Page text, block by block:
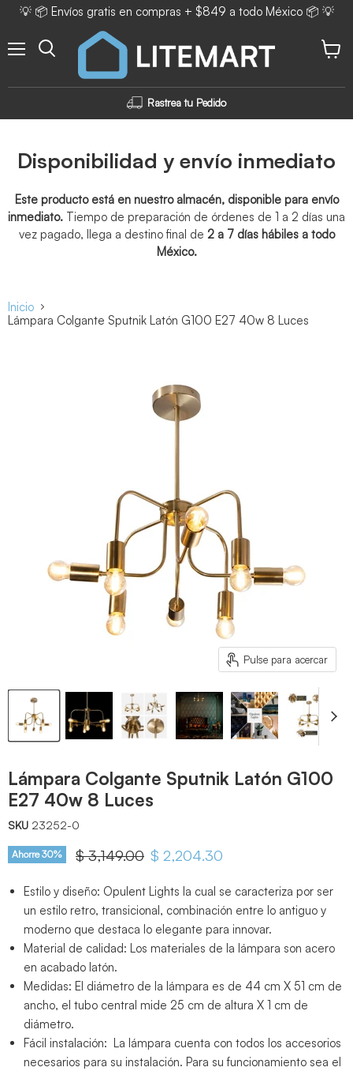
💡 📦 Envíos gratis en compras + $849 a todo México 📦 💡
Rastrea tu Pedido
Disponibilidad y envío inmediato
Este producto está en nuestro almacén, disponible para envío
inmediato. Tiempo de preparación de órdenes de 1 a 2 días una
vez pagado, llega a destino final de 2 a 7 días hábiles a todo
México.
Inicio
Lámpara Colgante Sputnik Latón G100 E27 40w 8 Luces
Pulse para acercar
Lámpara Colgante Sputnik Latón G100
E27 40w 8 Luces
SKU 23252-0
Ahorre30% Precio original
$ 3,149.00 Precio actual
$ 2,204.30
Estilo y diseño: Opulent Lights la cual se caracteriza por ser
un estilo retro, transicional, combinación entre lo antiguo y
moderno que destaca lo elegante para innovar.
Material de calidad: Los materiales de la lámpara son acero
en acabado latón.
Medidas: El diámetro de la lámpara es de 44 cm X 51 cm de
ancho, el tubo central mide 25 cm de altura X 1 cm de
diámetro.
Fácil instalación: La lámpara cuenta con todos los accesorios
necesarios para su instalación. Para su funcionamiento sea el